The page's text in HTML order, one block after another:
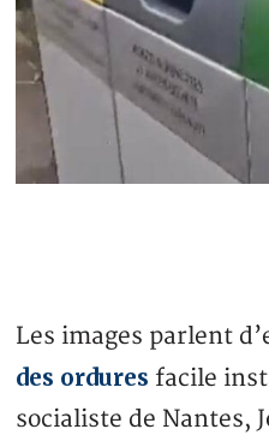
Les images parlent
des ordures facile
socialiste de Nantes,